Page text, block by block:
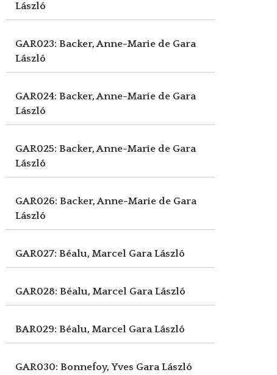
László
GAR023: Backer, Anne-Marie de Gara
László
GAR024: Backer, Anne-Marie de Gara
László
GAR025: Backer, Anne-Marie de Gara
László
GAR026: Backer, Anne-Marie de Gara
László
GAR027: Béalu, Marcel Gara László
GAR028: Béalu, Marcel Gara László
BAR029: Béalu, Marcel Gara László
GAR030: Bonnefoy, Yves Gara László